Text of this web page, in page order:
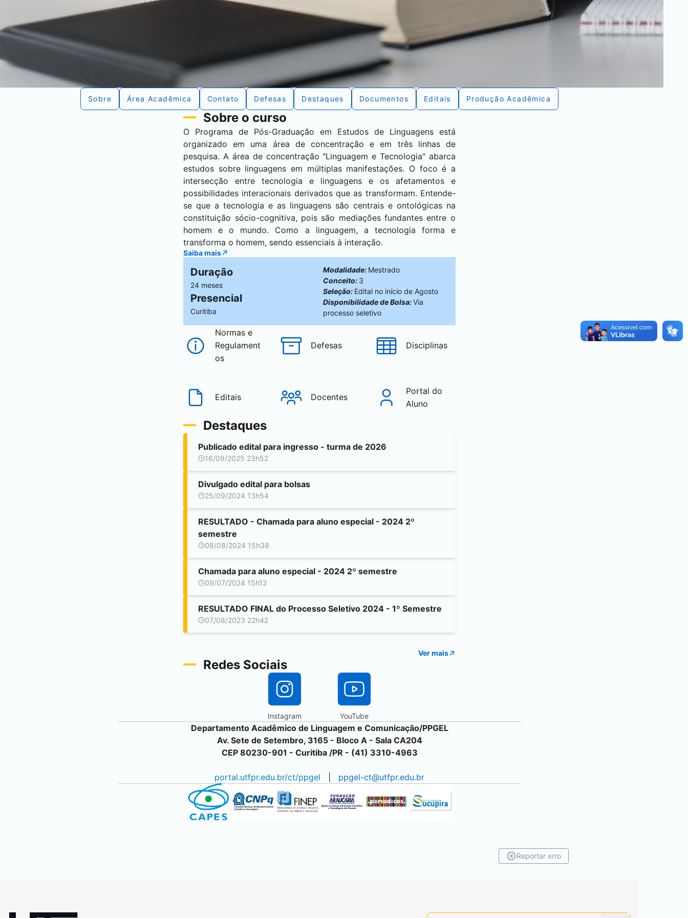
Sobre Área Acadêmica Contato Defesas Destaques Documentos Editais Produção Acadêmica
Sobre o curso
O Programa de Pós-Graduação em Estudos de Linguagens está
organizado em uma área de concentração e em três linhas de
pesquisa. A área de concentração "Linguagem e Tecnologia" abarca
estudos sobre linguagens em múltiplas manifestações. O foco é a
intersecção entre tecnologia e linguagens e os afetamentos e
possibilidades interacionais derivados que as transformam. Entende-
se que a tecnologia e as linguagens são centrais e ontológicas na
constituição sócio-cognitiva, pois são mediações fundantes entre o
homem e o mundo. Como a linguagem, a tecnologia forma e
transforma o homem, sendo essenciais à interação.
Saiba mais
Duração
24 meses
Presencial
Curitiba
Modalidade: Mestrado
Conceito: 3
Seleção: Edital no início de Agosto
Disponibilidade de Bolsa:Via
processo seletivo
Normas e
Regulament
os
Defesas Disciplinas
Editais Docentes
Portal do
Aluno
Destaques
Publicado edital para ingresso - turma de 2026
16/09/2025 23h52
Divulgado edital para bolsas
25/09/2024 13h54
RESULTADO - Chamada para aluno especial - 2024 2º
semestre
08/08/2024 15h38
Chamada para aluno especial - 2024 2º semestre
09/07/2024 15h12
RESULTADO FINAL do Processo Seletivo 2024 - 1º Semestre
07/08/2023 22h42
Ver mais
Redes Sociais
Instagram
(abre em nova aba)
YouTube
(abre em nova aba)
Departamento Acadêmico de Linguagem e Comunicação/PPGEL
Av. Sete de Setembro, 3165 - Bloco A - Sala CA204
CEP 80230-901 - Curitiba /PR - (41) 3310-4963
portal.utfpr.edu.br/ct/ppgel ppgel-ct@utfpr.edu.br
Reportar erro